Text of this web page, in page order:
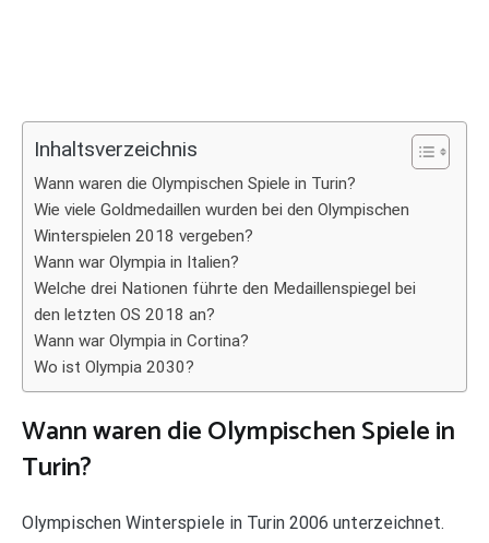
Inhaltsverzeichnis
Wann waren die Olympischen Spiele in Turin?
Wie viele Goldmedaillen wurden bei den Olympischen
Winterspielen 2018 vergeben?
Wann war Olympia in Italien?
Welche drei Nationen führte den Medaillenspiegel bei
den letzten OS 2018 an?
Wann war Olympia in Cortina?
Wo ist Olympia 2030?
Wann waren die Olympischen Spiele in
Turin?
Olympischen Winterspiele in Turin 2006 unterzeichnet.